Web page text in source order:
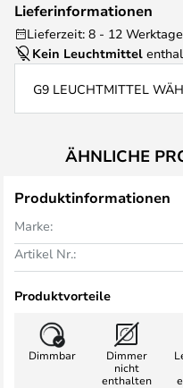
Lieferinformationen
Lieferzeit: 8 - 12 Werktage
Kein Leuchtmittel
G9 LEUCHTMITTEL
ÄHNLICHE
Produktinformationen
Marke:
Artikel Nr.:
Produktvorteile
Dimmbar
Dimmer
nicht
enthalten